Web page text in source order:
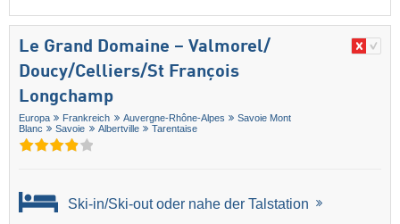
Le Grand Domaine – Valmorel/​
Doucy/​Celliers/​St François
Longchamp
Europa Frankreich Auvergne-Rhône-Alpes
Savoie Mont
Blanc
Savoie Albertville Tarentaise
Ski-in/Ski-out oder nahe der Talstation